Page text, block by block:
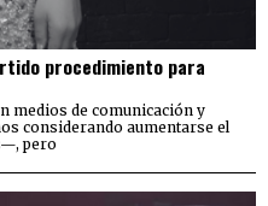
procedimiento para
medios de comunicación y
considerando aumentarse el
pero